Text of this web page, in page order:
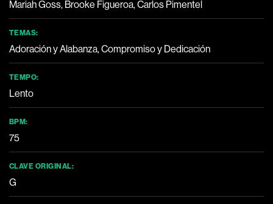
Mariah Goss, Brooke Figueroa, Carlos Pimentel
TEMAS:
Adoración y Alabanza, Compromiso y Dedicación
TEMPO:
Lento
BPM:
75
CLAVE ORIGINAL:
G